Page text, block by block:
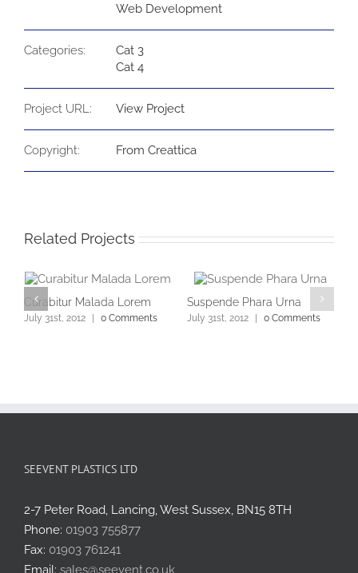
Web Development
Categories:
Cat 3
Cat 4
Project URL: View Project
Copyright: From Creattica
Related Projects
Curabitur Malada Lorem
July 31st, 2012 0 Comments
Suspende Phara Urna
July 31st, 2012 0 Comments
SEEVENT PLASTICS LTD
2-7 Peter Road, Lancing, West Sussex, BN15 8TH
Phone: 01903 755877
Fax: 01903 761241
Email: sales@seevent.co.uk